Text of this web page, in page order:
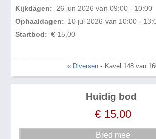
Kijkdagen: 26 jun 2026 van 09:00 - 10:00
Ophaaldagen: 10 jul 2026 van 10:00 -
Startbod: € 15,00
« Diversen - Kavel 148 van
Huidig bod
€ 15,00